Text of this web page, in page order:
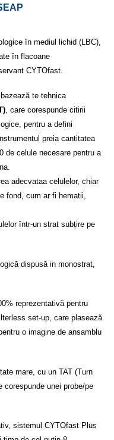
în mediul lichid (LBC),
în flacoane
CYTOfast.
te tehnica
, care corespunde citirii
pentru a defini
preia cantitatea
de celule necesare pentru a
adecvataa celulelor, chiar
fond, cum ar fi hematii,
într-un strat subțire pe
dispusă in monostrat,
reprezentativă pentru
set-up, care plasează
o imagine de ansamblu
mare, cu un TAT (Turn
corespunde unei probe/pe
sistemul CYTOfast Plus